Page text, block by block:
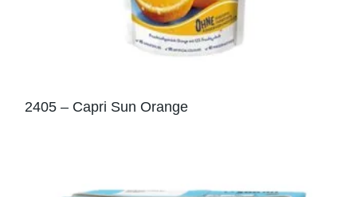
2405 – Capri Sun Orange